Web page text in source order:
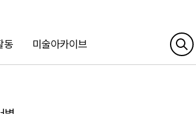
동 미술아카이브